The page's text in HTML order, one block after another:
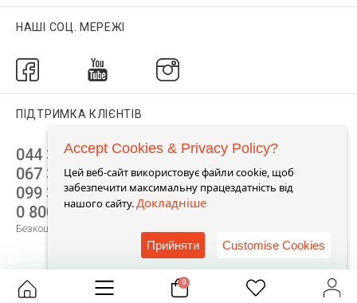
НАШІ СОЦ. МЕРЕЖІ
ПІДТРИМКА КЛІЄНТІВ
044 392 44 45
067 344 14 44 (viber)
099 399 23 80
0 800 305 805
Безкоштовно по Україні
0
Accept Cookies & Privacy Policy?
Цей веб-сайт використовує файли cookie, щоб
забезпечити максимальну працездатність від
нашого сайту.Докладніше
Прийняти Customise Cookies